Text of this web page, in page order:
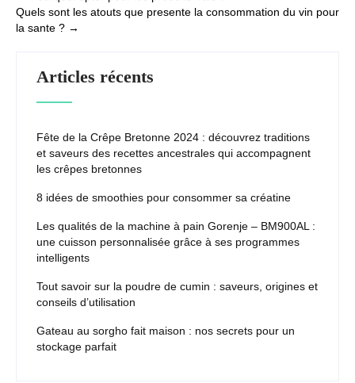
navigation
Quels sont les atouts que presente la consommation du vin pour
la sante ? →
Articles récents
Fête de la Crêpe Bretonne 2024 : découvrez traditions
et saveurs des recettes ancestrales qui accompagnent
les crêpes bretonnes
8 idées de smoothies pour consommer sa créatine
Les qualités de la machine à pain Gorenje – BM900AL :
une cuisson personnalisée grâce à ses programmes
intelligents
Tout savoir sur la poudre de cumin : saveurs, origines et
conseils d’utilisation
Gateau au sorgho fait maison : nos secrets pour un
stockage parfait